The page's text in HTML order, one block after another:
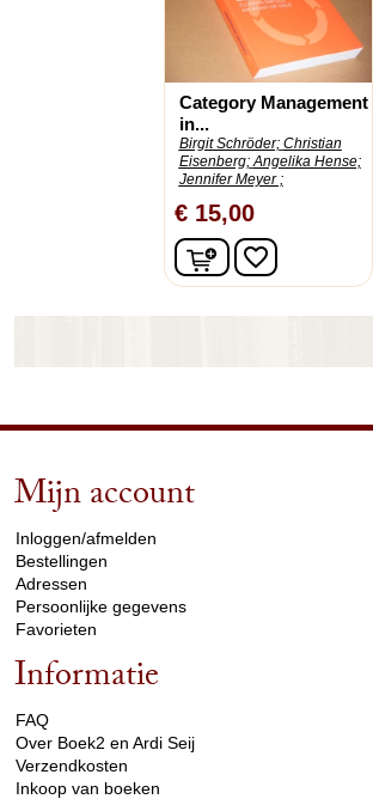
Category Management
in...
Birgit Schröder; Christian
Eisenberg; Angelika Hense;
Jennifer Meyer ;
€ 15,00
In winkelwagen
favorite_border
Mijn account
Inloggen/afmelden
Bestellingen
Adressen
Persoonlijke gegevens
Favorieten
Informatie
FAQ
Over Boek2 en Ardi Seij
Verzendkosten
Inkoop van boeken